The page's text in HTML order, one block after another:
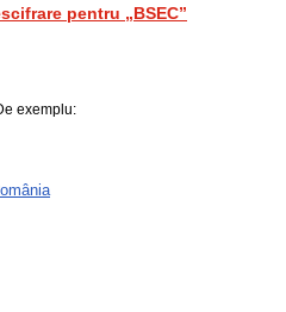
pentru „BSEC”
exemplu: